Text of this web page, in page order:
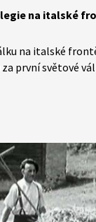
na italské
na italské
první světové